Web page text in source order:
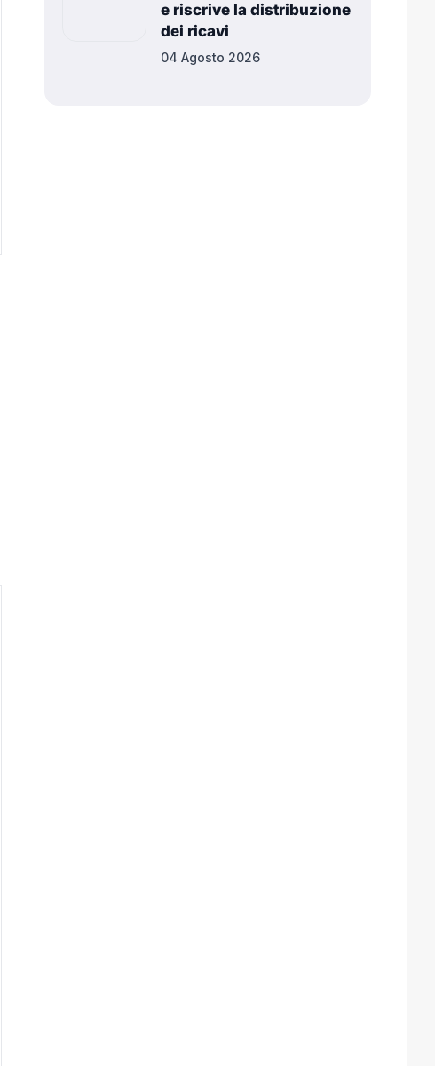
e riscrive la distribuzione
dei ricavi
04 Agosto 2026